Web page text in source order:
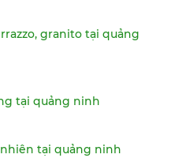
granito tại quảng
tại quảng ninh
tại quảng ninh